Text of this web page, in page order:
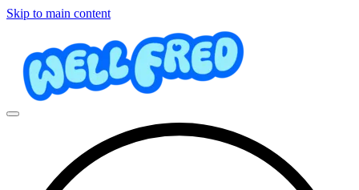
Skip to main content